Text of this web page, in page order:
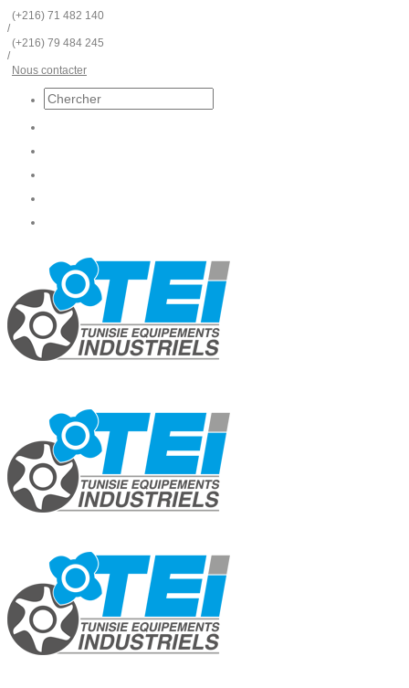
(+216) 71 482 140
/
(+216) 79 484 245
/
Nous contacter